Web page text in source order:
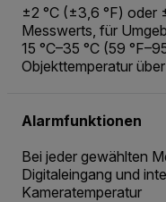
±2 °C (±3,6 °F) oder
Messwerts, für
15 °C–35 °C (59
Objekttemperatur
Alarmfunktionen
Bei jeder gewählten
Digitaleingang und
Kameratemperatur